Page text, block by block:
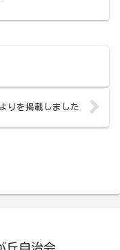
りを掲載しました
丘自治会